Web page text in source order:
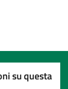
su questa